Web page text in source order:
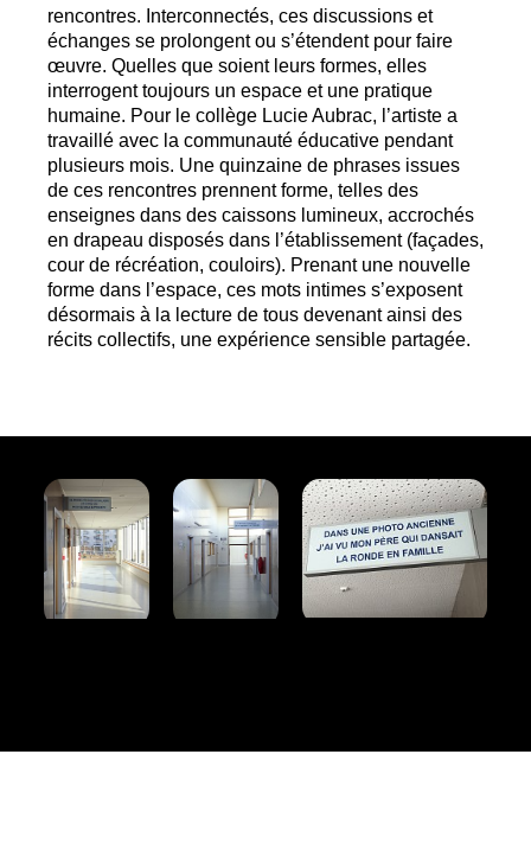
rencontres. Interconnectés, ces discussions et
échanges se prolongent ou s’étendent pour faire
œuvre. Quelles que soient leurs formes, elles
interrogent toujours un espace et une pratique
humaine. Pour le collège Lucie Aubrac, l’artiste a
travaillé avec la communauté éducative pendant
plusieurs mois. Une quinzaine de phrases issues
de ces rencontres prennent forme, telles des
enseignes dans des caissons lumineux, accrochés
en drapeau disposés dans l’établissement (façades,
cour de récréation, couloirs). Prenant une nouvelle
forme dans l’espace, ces mots intimes s’exposent
désormais à la lecture de tous devenant ainsi des
récits collectifs, une expérience sensible partagée.